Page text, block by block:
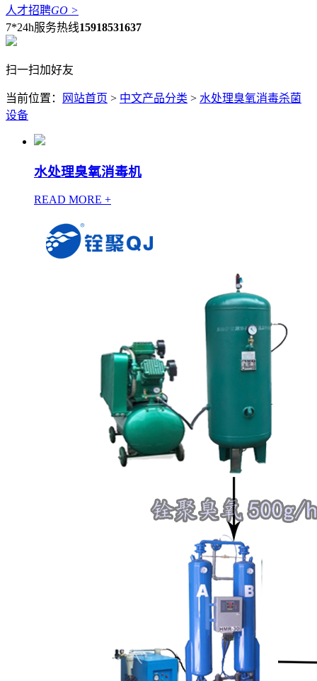
人才招聘GO >
7*24h服务热线15918531637
扫一扫加好友
当前位置： 网站首页 > 中文产品分类 > 水处理臭氧消毒杀菌
设备
水处理臭氧消毒机
READ MORE +